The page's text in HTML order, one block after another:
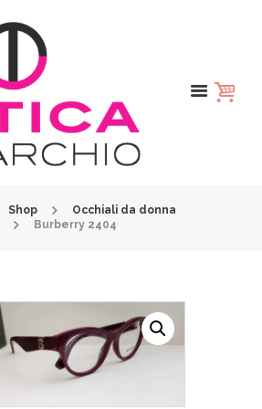
Shop
Occhiali da donna
Burberry 2404